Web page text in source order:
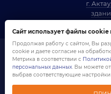
г.
1958-2026 ©
Политика обработки
Согласие на
Сайт использует файлы
Продолжая работу с сайтом, Вы
cookie и даете согласие на
Метрика в соответствии с
персональных данных. Вы можете
выбрав соответствующие